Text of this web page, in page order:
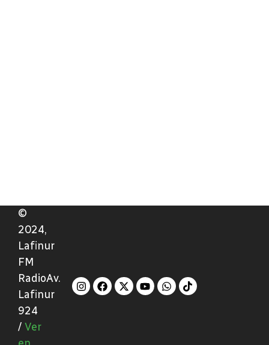
©
2024,
Lafinur
FM
RadioAv.
Lafinur
924
/ Ver